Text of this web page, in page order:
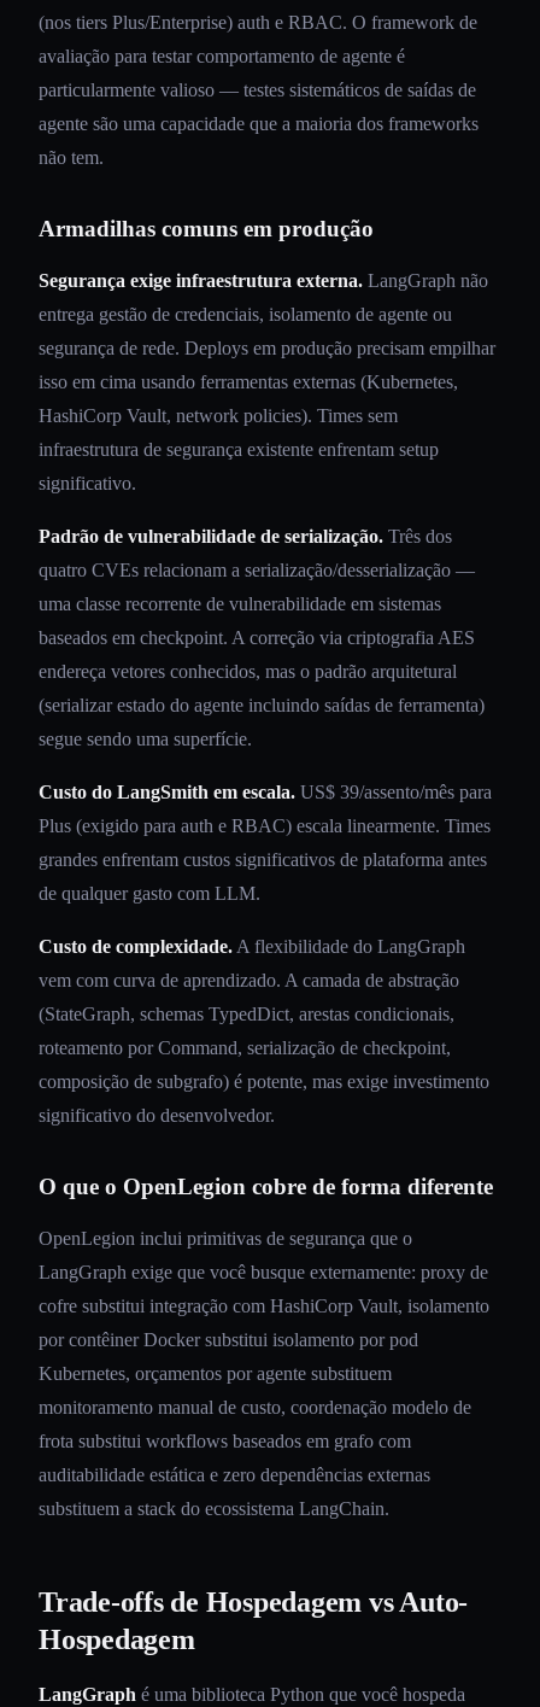
(nos tiers Plus/Enterprise) auth e RBAC. O framework de
avaliação para testar comportamento de agente é
particularmente valioso — testes sistemáticos de saídas de
agente são uma capacidade que a maioria dos frameworks
não tem.
Armadilhas comuns em produção
Segurança exige infraestrutura externa. LangGraph não
entrega gestão de credenciais, isolamento de agente ou
segurança de rede. Deploys em produção precisam empilhar
isso em cima usando ferramentas externas (Kubernetes,
HashiCorp Vault, network policies). Times sem
infraestrutura de segurança existente enfrentam setup
significativo.
Padrão de vulnerabilidade de serialização. Três dos
quatro CVEs relacionam a serialização/desserialização —
uma classe recorrente de vulnerabilidade em sistemas
baseados em checkpoint. A correção via criptografia AES
endereça vetores conhecidos, mas o padrão arquitetural
(serializar estado do agente incluindo saídas de ferramenta)
segue sendo uma superfície.
Custo do LangSmith em escala. US$ 39/assento/mês para
Plus (exigido para auth e RBAC) escala linearmente. Times
grandes enfrentam custos significativos de plataforma antes
de qualquer gasto com LLM.
Custo de complexidade. A flexibilidade do LangGraph
vem com curva de aprendizado. A camada de abstração
(StateGraph, schemas TypedDict, arestas condicionais,
roteamento por Command, serialização de checkpoint,
composição de subgrafo) é potente, mas exige investimento
significativo do desenvolvedor.
O que o OpenLegion cobre de forma diferente
OpenLegion inclui primitivas de segurança que o
LangGraph exige que você busque externamente: proxy de
cofre substitui integração com HashiCorp Vault, isolamento
por contêiner Docker substitui isolamento por pod
Kubernetes, orçamentos por agente substituem
monitoramento manual de custo, coordenação modelo de
frota substitui workflows baseados em grafo com
auditabilidade estática e zero dependências externas
substituem a stack do ecossistema LangChain.
Trade-offs de Hospedagem vs Auto-
Hospedagem
LangGraph é uma biblioteca Python que você hospeda